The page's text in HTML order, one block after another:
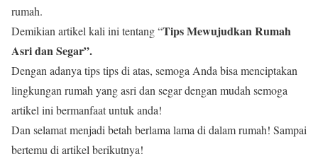
rumah.
Demikian artikel kali ini tentang “Tips Mewujudkan Rumah
Asri dan Segar”.
Dengan adanya tips tips di atas, semoga Anda bisa menciptakan
lingkungan rumah yang asri dan segar dengan mudah semoga
artikel ini bermanfaat untuk anda!
Dan selamat menjadi betah berlama lama di dalam rumah! Sampai
bertemu di artikel berikutnya!